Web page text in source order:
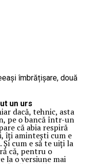
un urs
dacă, tehnic, asta
pe o bancă într-un
că abia respiră
îți amintești cum e
Și cum e să te uiți la
că, pentru o
la o versiune mai